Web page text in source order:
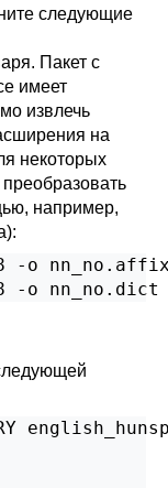
следующие
Пакет с
имеет
извлечь
на
некоторых
например,
-o
-o nn_no.dict